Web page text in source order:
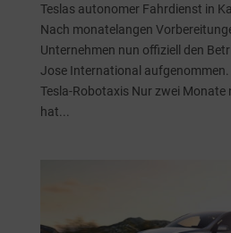
Teslas autonomer Fahrdienst in
Nach monatelangen
Unternehmen nun offiziell den
Jose International
Tesla-Robotaxis Nur zwei Monate
hat...